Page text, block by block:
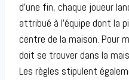
d’une fin, chaque joueur
attribué à l’équipe dont la
centre de la maison. Pour
doit se trouver dans la
Les règles stipulent